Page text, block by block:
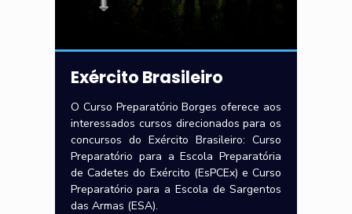
Exército Brasileiro
O Curso Preparatório Borges oferece aos
interessados cursos direcionados para os
concursos do Exército Brasileiro: Curso
Preparatório para a Escola Preparatória
de Cadetes do Exército (EsPCEx) e Curso
Preparatório para a Escola de Sargentos
das Armas (ESA).